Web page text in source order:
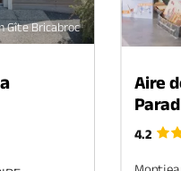
Gîte Bricabroc
Aire
4.2